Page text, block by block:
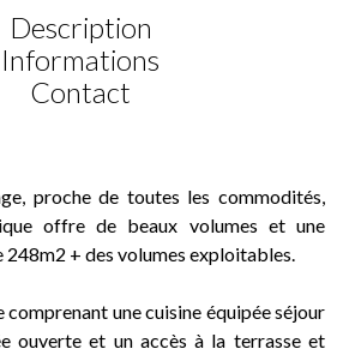
Description
Informations
Contact
proche de toutes les commodités,
offre de beaux volumes et une
+ des volumes exploitables.
comprenant une cuisine équipée séjour
ouverte et un accès à la terrasse et